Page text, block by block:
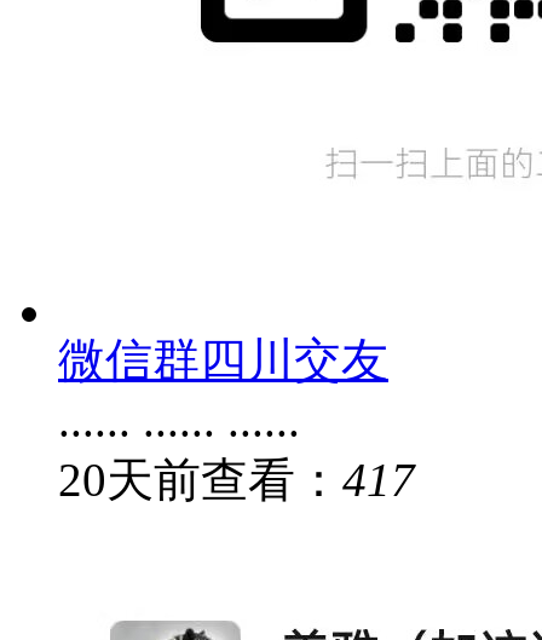
微信群四川交友
...... ...... ......
20天前查看： 417